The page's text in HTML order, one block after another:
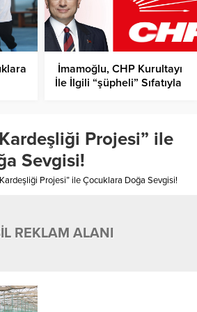
İmamoğlu, CHP Kurultayı
İle İlgili “şüpheli” Sıfatıyla
Projesi” ile
Sevgisi!
Projesi” ile Çocuklara Doğa Sevgisi!
REKLAM ALANI